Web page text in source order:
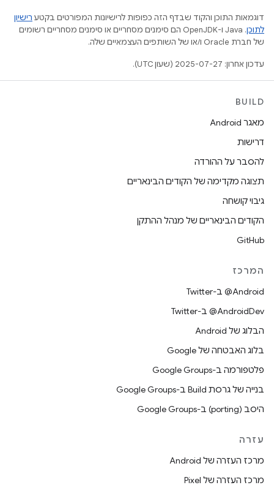
דוגמאות התוכן והקוד שבדף הזה כפופות לרישיונות המפורטים בקטע רישיון
לתוכן
.‏ Java ו-OpenJDK הם סימנים מסחריים או סימנים מסחריים רשומים
של חברת Oracle ו/או של השותפים העצמאיים שלה.
עדכון אחרון: 2025-07-27 (שעון UTC).
BUILD
מאגר Android
דרישות
להסבר על ההורדה
תצוגה מקדימה של הקודים הבינאריים
גיבוי קושחה
הקודים הבינאריים של מנהל ההתקן
GitHub
המרכז
‎@Android ב-Twitter
‎@AndroidDev ב-Twitter
הבלוג של Android
בלוג האבטחה של Google
פלטפורמה ב-Google Groups
בנייה של גרסת Build ב-Google Groups
היסב (porting) ב-Google Groups
עזרה
מרכז העזרה של Android
מרכז העזרה של Pixel